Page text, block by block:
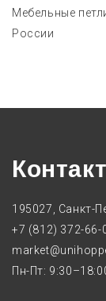
Мебельные
России
195027, Санкт-
+7 (812) 372-66-
Пн-Пт: